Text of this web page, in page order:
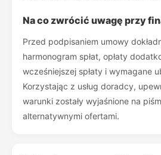
Na co zwrócić uwagę przy
Przed podpisaniem umowy
harmonogram spłat, opłaty
wcześniejszej spłaty i wymagane
Korzystając z usług doradcy,
warunki zostały wyjaśnione na
alternatywnymi ofertami.